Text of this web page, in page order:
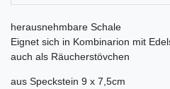
herausnehmbare Schale
Eignet sich in Kombinarion mit
auch als Räucherstövchen
aus Speckstein 9 x 7,5cm